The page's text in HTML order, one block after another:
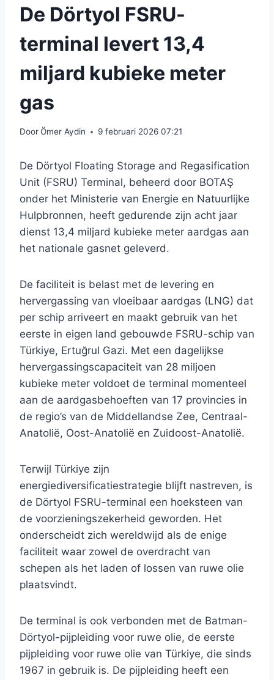
De Dörtyol FSRU-
terminal levert 13,4
miljard kubieke meter
gas
DoorÖmer Aydin 9 februari 2026 07:21
De Dörtyol Floating Storage and Regasification
Unit (FSRU) Terminal, beheerd door BOTAŞ
onder het Ministerie van Energie en Natuurlijke
Hulpbronnen, heeft gedurende zijn acht jaar
dienst 13,4 miljard kubieke meter aardgas aan
het nationale gasnet geleverd.
De faciliteit is belast met de levering en
hervergassing van vloeibaar aardgas (LNG) dat
per schip arriveert en maakt gebruik van het
eerste in eigen land gebouwde FSRU-schip van
Türkiye, Ertuğrul Gazi. Met een dagelijkse
hervergassingscapaciteit van 28 miljoen
kubieke meter voldoet de terminal momenteel
aan de aardgasbehoeften van 17 provincies in
de regio’s van de Middellandse Zee, Centraal-
Anatolië, Oost-Anatolië en Zuidoost-Anatolië.
Terwijl Türkiye zijn
energiediversificatiestrategie blijft nastreven, is
de Dörtyol FSRU-terminal een hoeksteen van
de voorzieningszekerheid geworden. Het
onderscheidt zich wereldwijd als de enige
faciliteit waar zowel de overdracht van
schepen als het laden of lossen van ruwe olie
plaatsvindt.
De terminal is ook verbonden met de Batman-
Dörtyol-pijpleiding voor ruwe olie, de eerste
pijpleiding voor ruwe olie van Türkiye, die sinds
1967 in gebruik is. De pijpleiding heeft een